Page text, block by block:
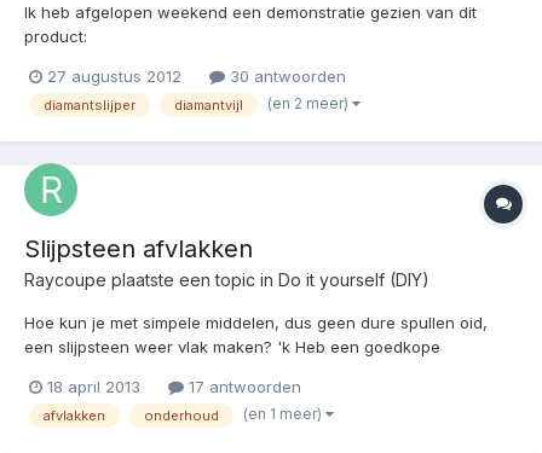
Ik heb afgelopen weekend een demonstratie gezien van dit
product:
aar+slijpset+|+diamantvijl Hiermee krijg je messen (en andere
gereedschappen) binnen no-time vlijmscherp. Het is bedoeld
27 augustus 2012 30 antwoorden
diamantslijper diamantvijl (en 2 meer)
Slijpsteen afvlakken
Raycoupe plaatste een topic in Do it yourself (DIY)
Hoe kun je met simpele middelen, dus geen dure spullen oid,
een slijpsteen weer vlak maken? 'k Heb een goedkope
meer is, 't begint op te vallen. Zijn er simpele methoden dit te
verhelpen? Ik heb jammer genoeg geen tweede steen om z...
18 april 2013 17 antwoorden
afvlakken onderhoud (en 1 meer)